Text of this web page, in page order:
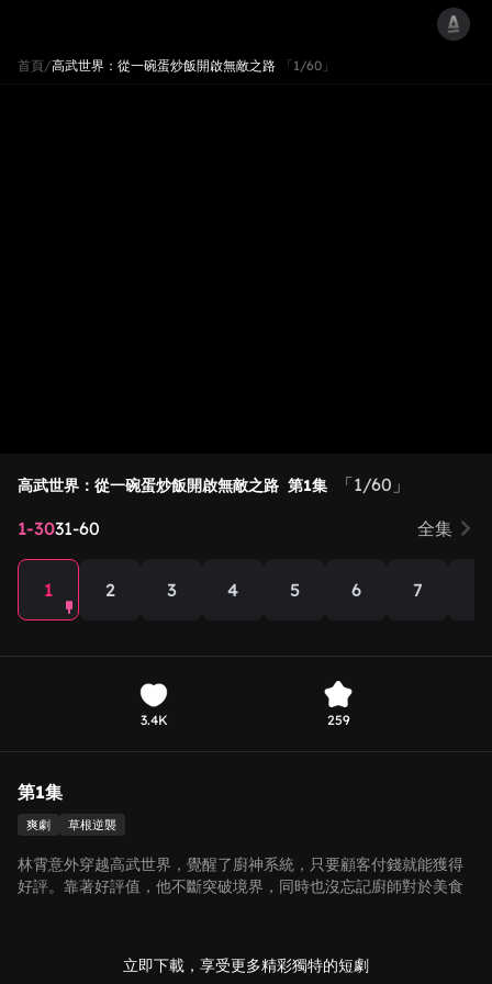
首頁/高武世界：從一碗蛋炒飯開啟無敵之路 「1/60」
高武世界：從一碗蛋炒飯開啟無敵之路 第1集
「1/60」
1-3031-60 全集
1 2 3 4 5 6 7
3.4K 259
第1集
爽劇 草根逆襲
林霄意外穿越高武世界，覺醒了廚神系統，只要顧客付錢就能獲得
好評。靠著好評值，他不斷突破境界，同時也沒忘記廚師對於美食
立即下載，享受更多精彩獨特的短劇